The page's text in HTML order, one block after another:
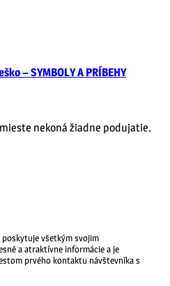
– SYMBOLY A PRÍBEHY
nekoná žiadne podujatie.
poskytuje všetkým svojim
a atraktívne informácie a je
prvého kontaktu návštevníka s